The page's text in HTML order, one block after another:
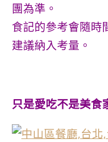
團為準。
食記的參考會隨時
建議納入考量。
只是愛吃不是美食